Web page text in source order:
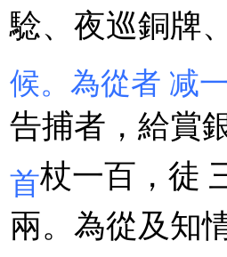
騐、夜巡銅牌
候。為從者 减
告捕者，給賞
首杖一百，徒
兩。為從及知